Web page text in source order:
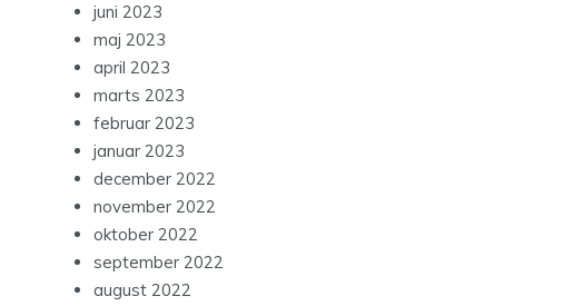
juni 2023
maj 2023
april 2023
marts 2023
februar 2023
januar 2023
december 2022
november 2022
oktober 2022
september 2022
august 2022